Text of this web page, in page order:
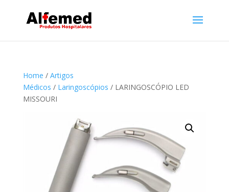
Home / Artigos
Médicos / Laringoscópios / LARINGOSCÓPIO LED
MISSOURI